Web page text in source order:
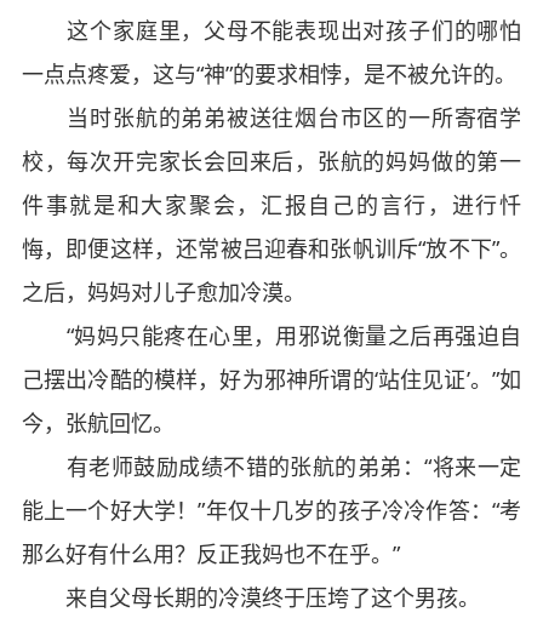
这个家庭里，父母不能表现出对孩子们的哪怕
一点点疼爱，这与“神”的要求相悖，是不被允许的。
当时张航的弟弟被送往烟台市区的一所寄宿学
校，每次开完家长会回来后，张航的妈妈做的第一
件事就是和大家聚会，汇报自己的言行，进行忏
悔，即便这样，还常被吕迎春和张帆训斥“放不下”。
之后，妈妈对儿子愈加冷漠。
“妈妈只能疼在心里，用邪说衡量之后再强迫自
己摆出冷酷的模样，好为邪神所谓的‘站住见证’。”如
今，张航回忆。
有老师鼓励成绩不错的张航的弟弟：“将来一定
能上一个好大学！”年仅十几岁的孩子冷冷作答：“考
那么好有什么用？反正我妈也不在乎。”
来自父母长期的冷漠终于压垮了这个男孩。